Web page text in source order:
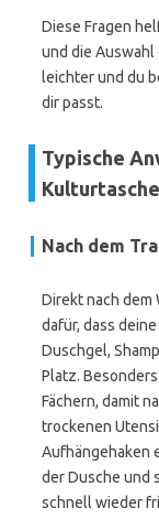
Diese Fragen
und die
leichter und du
dir passt.
Typische
Nach dem
Direkt nach dem
dafür, dass
Duschgel,
Platz.
Fächern, damit
trockenen
Aufhängehaken
der Dusche und
schnell wieder